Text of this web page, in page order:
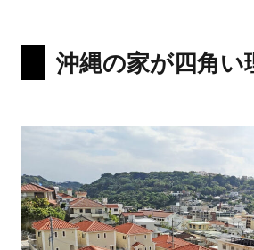
沖縄の家が四角い